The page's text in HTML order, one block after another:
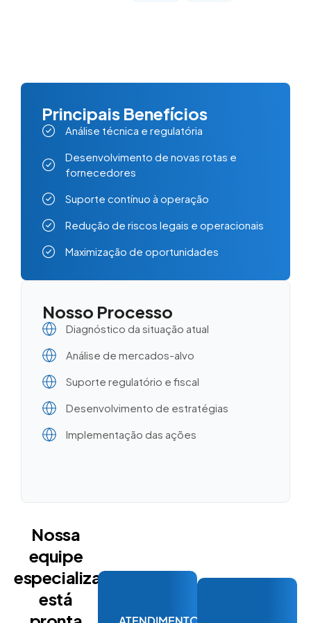
Principais Benefícios
Análise técnica e regulatória
Desenvolvimento de novas rotas e
fornecedores
Suporte contínuo à operação
Redução de riscos legais e operacionais
Maximização de oportunidades
Nosso Processo
Diagnóstico da situação atual
Análise de mercados-alvo
Suporte regulatório e fiscal
Desenvolvimento de estratégias
Implementação das ações
Nossa
equipe
especializada
está